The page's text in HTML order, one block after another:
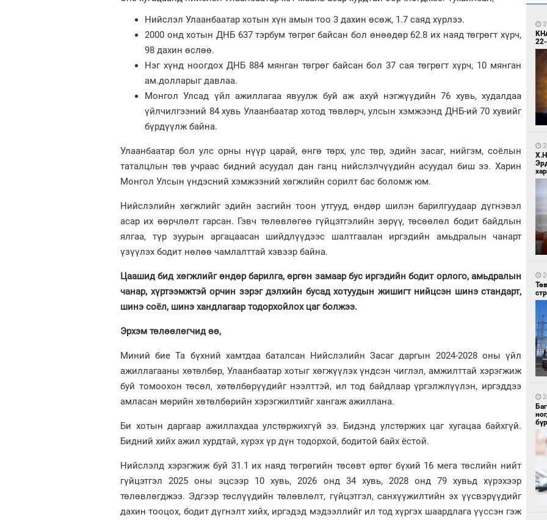
Нийслэл Улаанбаатар хотын хүн амын тоо 3 дахин өсөж, 1.7 саяд хүрлээ.
2000 онд хотын ДНБ 637 тэрбум төгрөг байсан бол өнөөдөр 62.8 их наяд төгрөгт хүрч,
98 дахин өслөө.
Нэг хүнд ноогдох ДНБ 884 мянган төгрөг байсан бол 37 сая төгрөгт хүрч, 10 мянган
ам.долларыг давлаа.
Монгол Улсад үйл ажиллагаа явуулж буй аж ахуй нэгжүүдийн 76 хувь, худалдаа
үйлчилгээний 84 хувь Улаанбаатар хотод төвлөрч, улсын хэмжээнд ДНБ-ий 70 хувийг
бүрдүүлж байна.
Улаанбаатар бол улс орны нүүр царай, өнгө төрх, улс төр, эдийн засаг, нийгэм, соёлын
таталцлын төв учраас бидний асуудал дан ганц нийслэлчүүдийн асуудал биш ээ. Харин
Монгол Улсын үндэсний хэмжээний хөгжлийн сорилт бас боломж юм.
Нийслэлийн хөгжлийг эдийн засгийн тоон утгууд, өндөр шилэн барилгуудаар дүгнэвэл
асар их өөрчлөлт гарсан. Гэвч төлөвлөгөө гүйцэтгэлийн зөрүү, төсөөлөл бодит байдлын
ялгаа, түр зуурын аргацаасан шийдлүүдээс шалтгаалан иргэдийн амьдралын чанарт
үзүүлэх бодит нөлөө чамлалттай хэвээр байна.
Цаашид бид хөгжлийг өндөр барилга, өргөн замаар бус иргэдийн бодит орлого, амьдралын
чанар, хүртээмжтэй орчин зэрэг дэлхийн бусад хотуудын жишигт нийцсэн шинэ стандарт,
шинэ соёл, шинэ хандлагаар тодорхойлох цаг болжээ.
Эрхэм төлөөлөгчид өө,
Миний бие Та бүхний хамтдаа баталсан Нийслэлийн Засаг даргын 2024-2028 оны үйл
ажиллагааны хөтөлбөр, Улаанбаатар хотыг хөгжүүлэх үндсэн чиглэл, амжилттай хэрэгжиж
буй томоохон төсөл, хөтөлбөрүүдийг нээлттэй, ил тод байдлаар үргэлжлүүлэн, иргэддээ
амласан мөрийн хөтөлбөрийн хэрэгжилтийг хангаж ажиллана.
Би хотын даргаар ажиллахдаа улстөржихгүй ээ. Бидэнд улстөржих цаг хугацаа байхгүй.
Бидний хийх ажил хурдтай, хүрэх үр дүн тодорхой, бодитой байх ёстой.
Нийслэлд хэрэгжиж буй 31.1 их наяд төгрөгийн төсөвт өртөг бүхий 16 мега төслийн нийт
гүйцэтгэл 2025 оны эцсээр 10 хувь, 2026 онд 34 хувь, 2028 онд 79 хувьд хүрэхээр
төлөвлөгджээ. Эдгээр төслүүдийн төлөвлөлт, гүйцэтгэл, санхүүжилтийн эх үүсвэрүүдийг
дахин тооцох, бодит дүгнэлт хийх, иргэдэд мэдээллийг ил тод хүргэх шаардлага үүссэн гэж